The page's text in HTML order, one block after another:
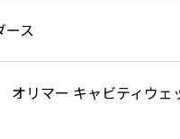
ス
リマー キャビティウ